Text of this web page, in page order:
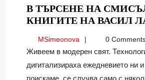
В ТЪРСЕНЕ НА
КНИГИТЕ НА ВАСИЛ
MSimeonovaMSimeonova
0
Живеем в модерен свят. Технологиите
дигитализираха ежедневието ни
поискаме, се случва само с